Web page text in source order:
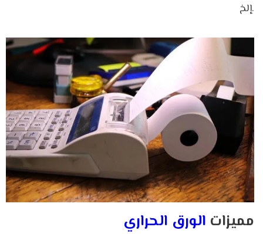
إلخ.
مميزات الورق الحراري